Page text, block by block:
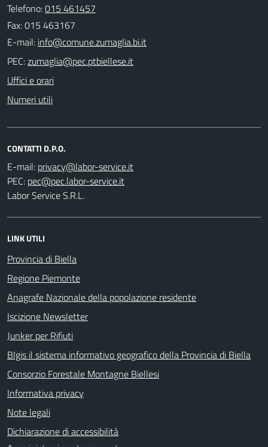
Telefono:015 461457
Fax: 015 463167
E-mail:
PEC:
Uffici e orari
Numeri utili
CONTATTI D.P.O.
E-mail:
PEC:
Labor Service S.R.L.
LINK UTILI
Provincia di Biella
Regione Piemonte
Anagrafe Nazionale della popolazione residente
Iscizione Newsletter
Junker per Rifiuti
BIgis il sistema informativo geografico della Provincia di Biella
Consorzio Forestale Montagne Biellesi
Informativa privacy
Note legali
Dichiarazione di accessibilità